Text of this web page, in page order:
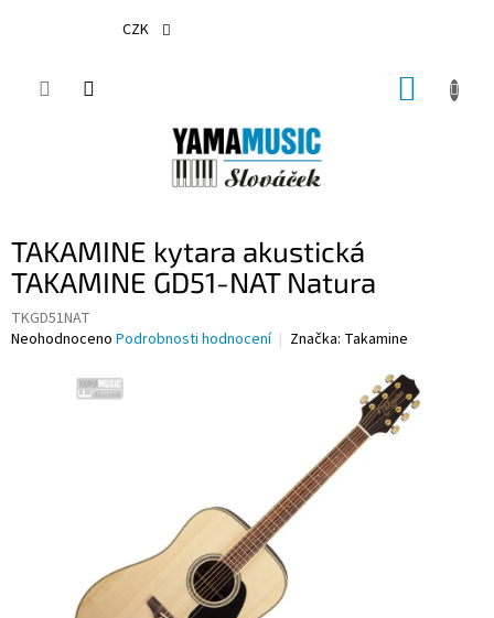
CZK
TAKAMINE kytara akustická
TAKAMINE GD51-NAT Natura
TKGD51NAT
Průměrné
Neohodnoceno Podrobnosti hodnocení Značka: Takamine